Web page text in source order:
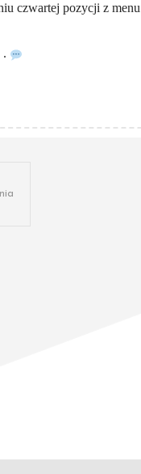
czwartej pozycji z
·